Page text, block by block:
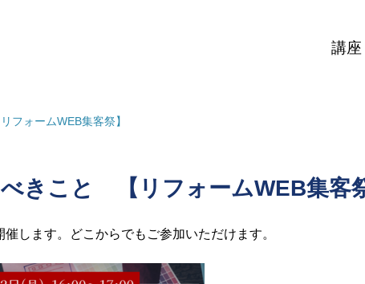
講座
ォームWEB集客祭】
きこと 【リフォームWEB集客
します。どこからでもご参加いただけます。